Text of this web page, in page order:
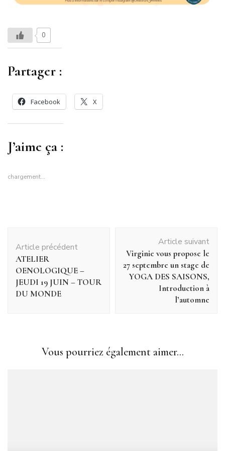
0
Partager :
Facebook X
J’aime ça :
chargement…
d'article
Article précédent
ATELIER
OENOLOGIQUE –
JEUDI 19 JUIN – TOUR
DU MONDE
Article suivant
Virginie vous propose le
27 septembre un stage de
YOGA DES SAISONS,
Introduction à
l’automne
Vous pourriez également aimer...